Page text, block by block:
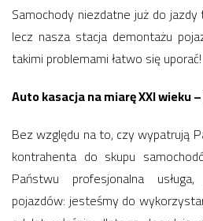
Samochody niezdatne już do jazdy
lecz nasza stacja demontażu
takimi problemami łatwo się uporać!
Auto kasacja na miarę XXI wieku
Bez względu na to, czy wypatrują
kontrahenta do skupu
Państwu profesjonalna
pojazdów: jesteśmy do